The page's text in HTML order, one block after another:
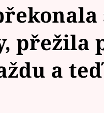
přežila
a